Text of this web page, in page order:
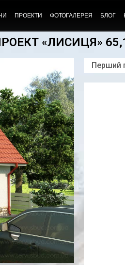
ПРОЕКТИ ФОТОГАЛЕРЕЯ БЛОГ
«ЛИСИЦЯ»
Перший